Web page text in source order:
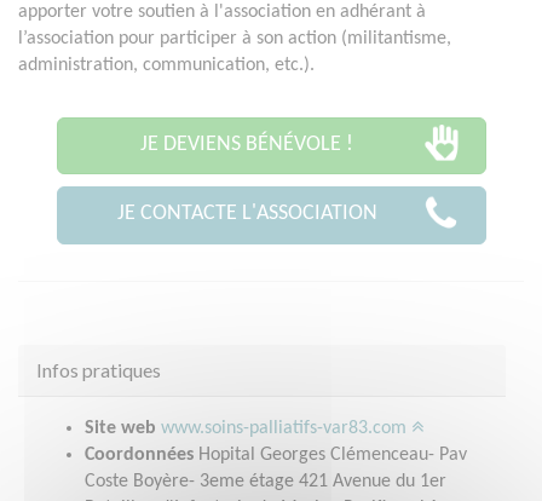
apporter votre soutien à l'association en adhérant à
l’association pour participer à son action (militantisme,
administration, communication, etc.).
JE DEVIENS BÉNÉVOLE !
JE CONTACTE L'ASSOCIATION
Infos pratiques
Site web www.soins-palliatifs-var83.com
Coordonnées Hopital Georges Clémenceau- Pav
Coste Boyère- 3eme étage 421 Avenue du 1er